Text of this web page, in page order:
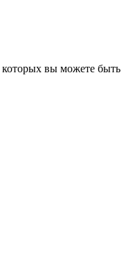
вы можете быть